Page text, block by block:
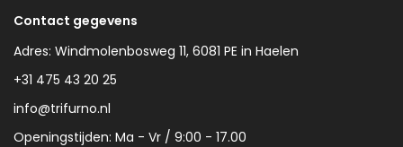
Contact gegevens
Adres: Windmolenbosweg 11, 6081 PE in Haelen
+31 475 43 20 25
info@trifurno.nl
Openingstijden: Ma - Vr / 9:00 - 17.00